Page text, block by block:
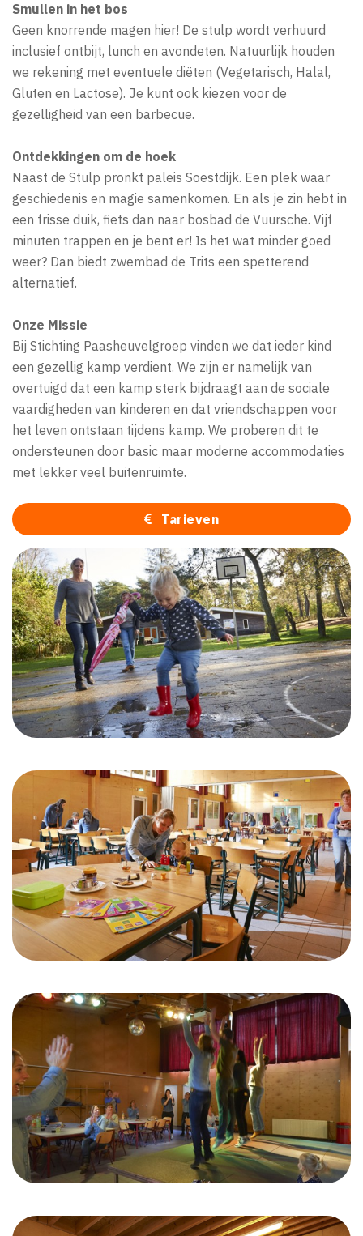
Smullen in het bos
Geen knorrende magen hier! De stulp wordt verhuurd
inclusief ontbijt, lunch en avondeten. Natuurlijk houden
we rekening met eventuele diëten (Vegetarisch, Halal,
Gluten en Lactose). Je kunt ook kiezen voor de
gezelligheid van een barbecue.
Ontdekkingen om de hoek
Naast de Stulp pronkt paleis Soestdijk. Een plek waar
geschiedenis en magie samenkomen. En als je zin hebt in
een frisse duik, fiets dan naar bosbad de Vuursche. Vijf
minuten trappen en je bent er! Is het wat minder goed
weer? Dan biedt zwembad de Trits een spetterend
alternatief.
Onze Missie
Bij Stichting Paasheuvelgroep vinden we dat ieder kind
een gezellig kamp verdient. We zijn er namelijk van
overtuigd dat een kamp sterk bijdraagt aan de sociale
vaardigheden van kinderen en dat vriendschappen voor
het leven ontstaan tijdens kamp. We proberen dit te
ondersteunen door basic maar moderne accommodaties
met lekker veel buitenruimte.
Tarieven